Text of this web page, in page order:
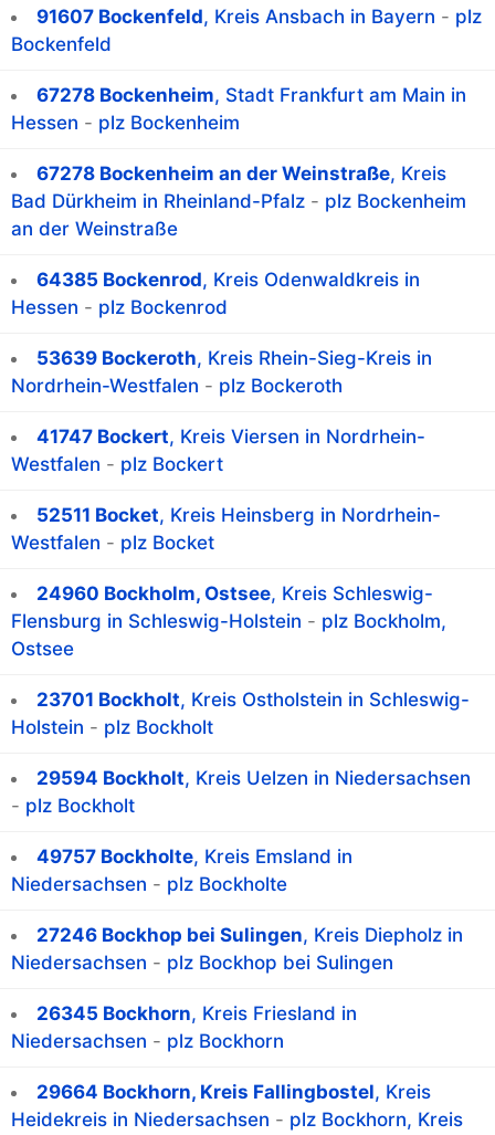
91607 Bockenfeld, Kreis Ansbach in Bayern - plz
Bockenfeld
67278 Bockenheim, Stadt Frankfurt am Main in
Hessen - plz Bockenheim
67278 Bockenheim an der Weinstraße, Kreis
Bad Dürkheim in Rheinland-Pfalz - plz Bockenheim
an der Weinstraße
64385 Bockenrod, Kreis Odenwaldkreis in
Hessen - plz Bockenrod
53639 Bockeroth, Kreis Rhein-Sieg-Kreis in
Nordrhein-Westfalen - plz Bockeroth
41747 Bockert, Kreis Viersen in Nordrhein-
Westfalen - plz Bockert
52511 Bocket, Kreis Heinsberg in Nordrhein-
Westfalen - plz Bocket
24960 Bockholm, Ostsee, Kreis Schleswig-
Flensburg in Schleswig-Holstein - plz Bockholm,
Ostsee
23701 Bockholt, Kreis Ostholstein in Schleswig-
Holstein - plz Bockholt
29594 Bockholt, Kreis Uelzen in Niedersachsen
- plz Bockholt
49757 Bockholte, Kreis Emsland in
Niedersachsen - plz Bockholte
27246 Bockhop bei Sulingen, Kreis Diepholz in
Niedersachsen - plz Bockhop bei Sulingen
26345 Bockhorn, Kreis Friesland in
Niedersachsen - plz Bockhorn
29664 Bockhorn, Kreis Fallingbostel, Kreis
Heidekreis in Niedersachsen - plz Bockhorn, Kreis